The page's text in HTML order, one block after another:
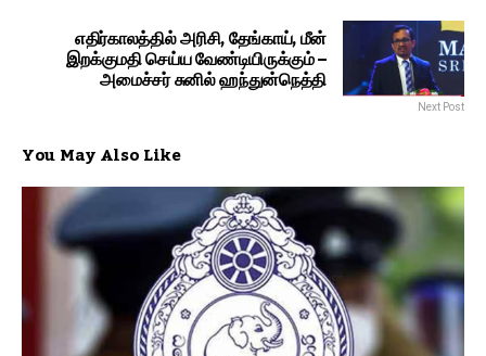
எதிர்காலத்தில் அரிசி, தேங்காய், மீன்
இறக்குமதி செய்ய வேண்டியிருக்கும் –
அமைச்சர் சுனில் ஹந்துன்நெத்தி
Next Post
You May Also Like